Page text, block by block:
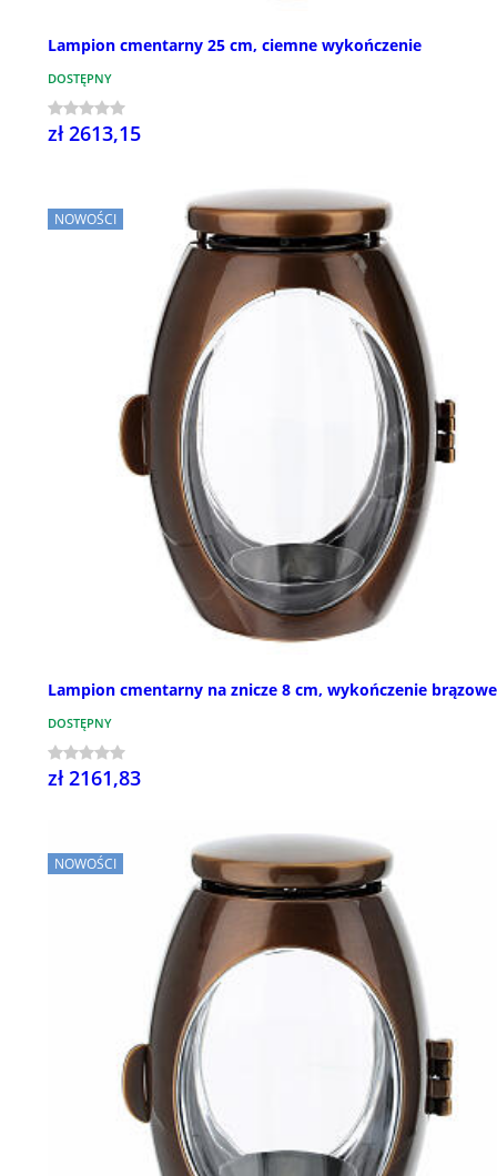
Lampion cmentarny 25 cm, ciemne wykończenie
DOSTĘPNY
zł 2613,15
NOWOŚCI
Lampion cmentarny na znicze 8 cm, wykończenie brązowe
DOSTĘPNY
zł 2161,83
NOWOŚCI